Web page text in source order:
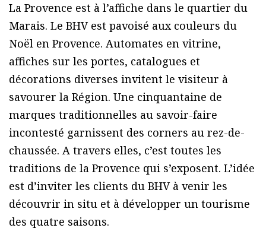
La Provence est à l’affiche dans le quartier du
Marais. Le BHV est pavoisé aux couleurs du
Noël en Provence. Automates en vitrine,
affiches sur les portes, catalogues et
décorations diverses invitent le visiteur à
savourer la Région. Une cinquantaine de
marques traditionnelles au savoir-faire
incontesté garnissent des corners au rez-de-
chaussée. A travers elles, c’est toutes les
traditions de la Provence qui s’exposent. L’idée
est d’inviter les clients du BHV à venir les
découvrir in situ et à développer un tourisme
des quatre saisons.